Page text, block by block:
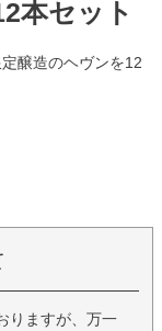
本セット
醸造のヘヴンを12
りますが、万一